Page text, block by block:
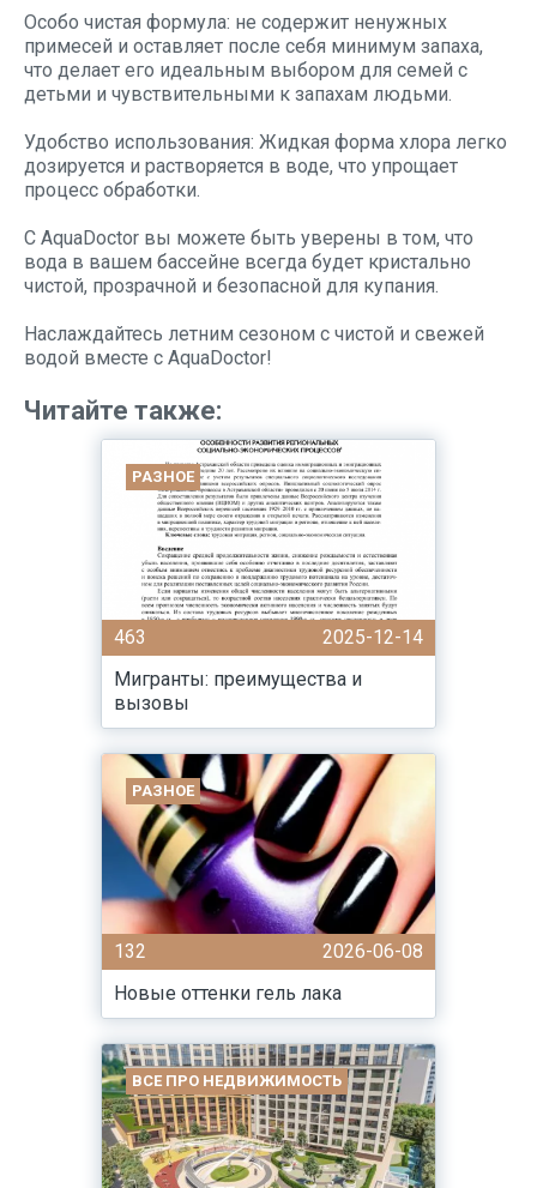
Особо чистая формула: не содержит ненужных
примесей и оставляет после себя минимум запаха,
что делает его идеальным выбором для семей с
детьми и чувствительными к запахам людьми.
Удобство использования: Жидкая форма хлора легко
дозируется и растворяется в воде, что упрощает
процесс обработки.
С AquaDoctor вы можете быть уверены в том, что
вода в вашем бассейне всегда будет кристально
чистой, прозрачной и безопасной для купания.
Наслаждайтесь летним сезоном с чистой и свежей
водой вместе с AquaDoctor!
Читайте также:
РАЗНОЕ
463
2025-12-14
Мигранты: преимущества и
вызовы
РАЗНОЕ
132
2026-06-08
Новые оттенки гель лака
ВСЕ ПРО НЕДВИЖИМОСТЬ